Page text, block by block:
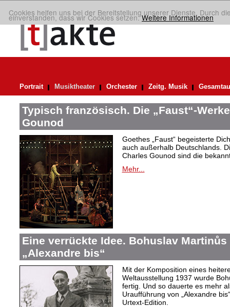
Cookies helfen uns bei der Bereitstellung unserer Dienste. Durch
einverstanden, dass wir Cookies setzen.Weitere Informationen
Portrait Musiktheater Orchester Zeitg. Musik
Typisch französisch. Die „Faust“-
Gounod
Goethes „Faust“ begeisterte
auch außerhalb Deutschlands.
Charles Gounod sind die
Mehr...
Eine verrückte Idee. Bohuslav
„Alexandre bis“
Mit der Komposition eines
Weltausstellung 1937 wurde
fertig. Und so dauerte es mehr
Uraufführung von „Alexandre
Urtext-Edition.